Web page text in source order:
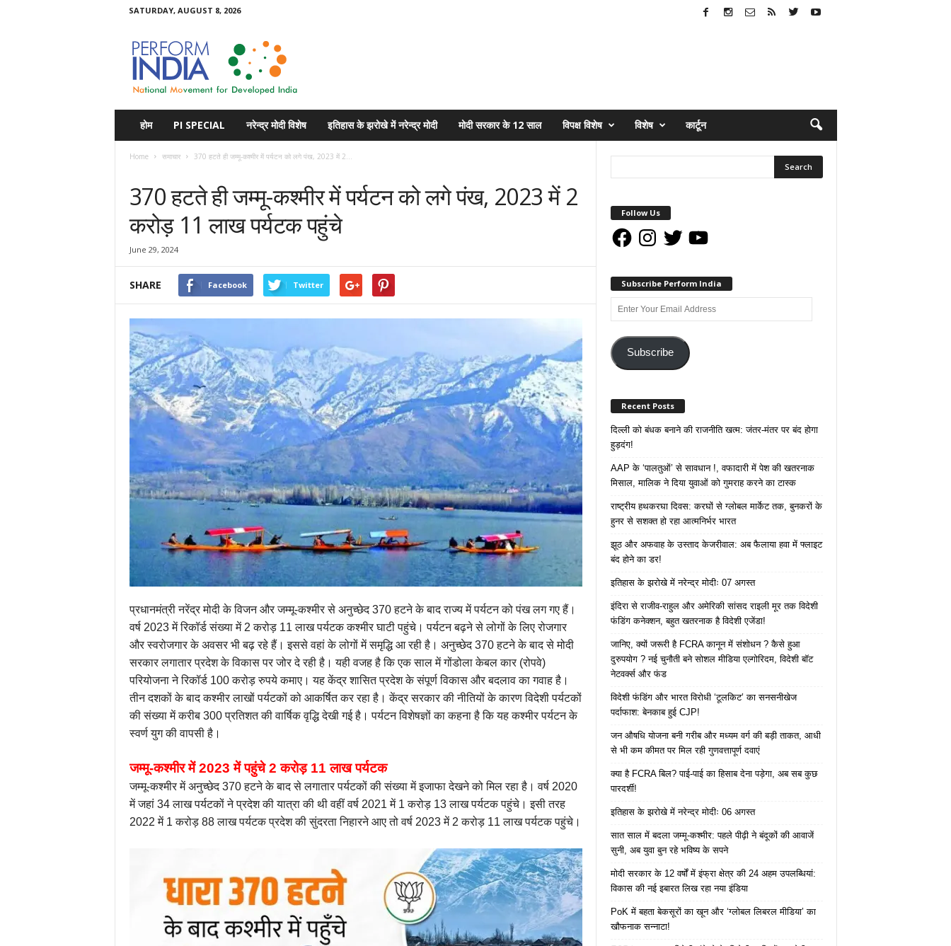
SATURDAY, AUGUST 8, 2026
होम PI SPECIAL नरेन्द्र मोदी विशेष इतिहास के झरोखे में नरेन्द्र मोदी मोदी सरकार के 12 साल विपक्ष विशेष विशेष कार्टून
Home समाचार 370 हटते ही जम्मू-कश्मीर में पर्यटन को लगे पंख, 2023 में 2...
370 हटते ही जम्मू-कश्मीर में पर्यटन को लगे पंख, 2023 में 2
करोड़ 11 लाख पर्यटक पहुंचे
June 29, 2024
SHARE Facebook Twitter
प्रधानमंत्री नरेंद्र मोदी के विजन और जम्मू-कश्मीर से अनुच्छेद 370 हटने के बाद राज्य में पर्यटन को पंख लग गए हैं।
वर्ष 2023 में रिकॉर्ड संख्या में 2 करोड़ 11 लाख पर्यटक कश्मीर घाटी पहुंचे। पर्यटन बढ़ने से लोगों के लिए रोजगार
और स्वरोजगार के अवसर भी बढ़ रहे हैं। इससे वहां के लोगों में समृद्धि आ रही है। अनुच्छेद 370 हटने के बाद से मोदी
सरकार लगातार प्रदेश के विकास पर जोर दे रही है। यही वजह है कि एक साल में गोंडोला केबल कार (रोपवे)
परियोजना ने रिकॉर्ड 100 करोड़ रुपये कमाए। यह केंद्र शासित प्रदेश के संपूर्ण विकास और बदलाव का गवाह है।
तीन दशकों के बाद कश्मीर लाखों पर्यटकों को आकर्षित कर रहा है। केंद्र सरकार की नीतियों के कारण विदेशी पर्यटकों
की संख्या में करीब 300 प्रतिशत की वार्षिक वृद्धि देखी गई है। पर्यटन विशेषज्ञों का कहना है कि यह कश्मीर पर्यटन के
स्वर्ण युग की वापसी है।
जम्मू-कश्मीर में 2023 में पहुंचे 2 करोड़ 11 लाख पर्यटक
जम्मू-कश्मीर में अनुच्छेद 370 हटने के बाद से लगातार पर्यटकों की संख्या में इजाफा देखने को मिल रहा है। वर्ष 2020
में जहां 34 लाख पर्यटकों ने प्रदेश की यात्रा की थी वहीं वर्ष 2021 में 1 करोड़ 13 लाख पर्यटक पहुंचे। इसी तरह
2022 में 1 करोड़ 88 लाख पर्यटक प्रदेश की सुंदरता निहारने आए तो वर्ष 2023 में 2 करोड़ 11 लाख पर्यटक पहुंचे।
Follow Us
FacebookInstagram
Twitter YouTube
Subscribe Perform India
Enter
Your
AddressSubscribe
Recent Posts
दिल्ली को बंधक बनाने की राजनीति खत्म: जंतर-मंतर पर बंद होगा
हुड़दंग!
AAP के ‘पालतुओं’ से सावधान !, वफादारी में पेश की खतरनाक
मिसाल, मालिक ने दिया युवाओं को गुमराह करने का टास्क
राष्ट्रीय हथकरघा दिवस: करघों से ग्लोबल मार्केट तक, बुनकरों के
हुनर से सशक्त हो रहा आत्मनिर्भर भारत
झूठ और अफवाह के उस्ताद केजरीवाल: अब फैलाया हवा में फ्लाइट
बंद होने का डर!
इतिहास के झरोखे में नरेन्द्र मोदीः 07 अगस्त
इंदिरा से राजीव-राहुल और अमेरिकी सांसद राइली मूर तक विदेशी
फंडिंग कनेक्शन, बहुत खतरनाक है विदेशी एजेंडा!
जानिए, क्यों जरूरी है FCRA कानून में संशोधन ? कैसे हुआ
दुरुपयोग ? नई चुनौती बने सोशल मीडिया एल्गोरिदम, विदेशी बॉट
नेटवर्क्स और फंड
विदेशी फंडिंग और भारत विरोधी ‘टूलकिट’ का सनसनीखेज
पर्दाफाश: बेनकाब हुई CJP!
जन औषधि योजना बनी गरीब और मध्यम वर्ग की बड़ी ताकत, आधी
से भी कम कीमत पर मिल रही गुणवत्तापूर्ण दवाएं
क्या है FCRA बिल? पाई-पाई का हिसाब देना पड़ेगा, अब सब कुछ
पारदर्शी!
इतिहास के झरोखे में नरेन्द्र मोदीः 06 अगस्त
सात साल में बदला जम्मू-कश्मीर: पहले पीढ़ी ने बंदूकों की आवाजें
सुनी, अब युवा बुन रहे भविष्य के सपने
मोदी सरकार के 12 वर्षों में इंफ्रा क्षेत्र की 24 अहम उपलब्धियां:
विकास की नई इबारत लिख रहा नया इंडिया
PoK में बहता बेकसूरों का खून और ‘ग्लोबल लिबरल मीडिया’ का
खौफनाक सन्नाटा!